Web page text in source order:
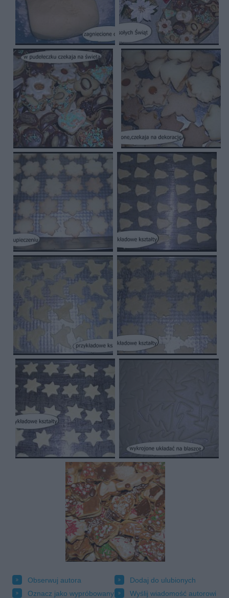
Obserwuj autora
Dodaj do ulubionych
Oznacz jako wypróbowany
Wyślij wiadomość autorowi